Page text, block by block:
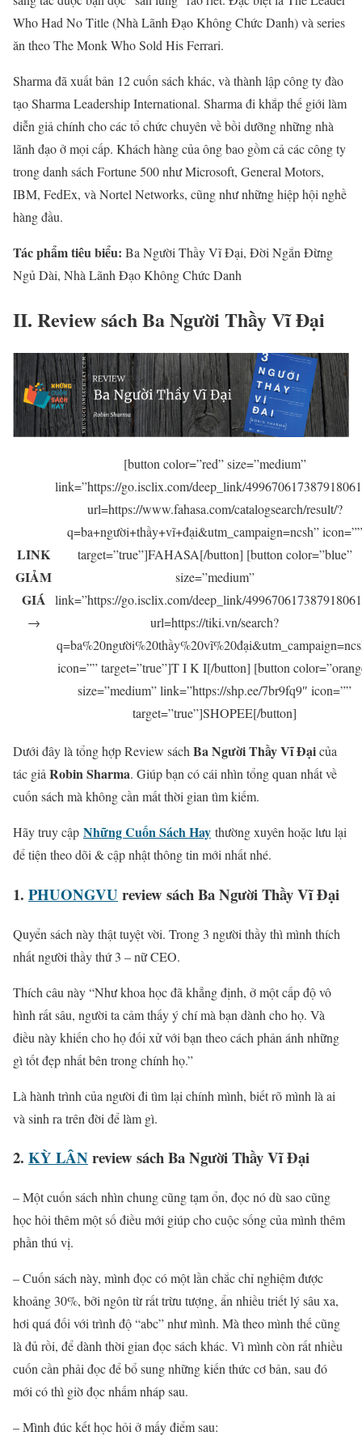
Who Had No Title (Nhà Lãnh Đạo Không Chức Danh) và series
ăn theo The Monk Who Sold His Ferrari.
Sharma đã xuất bản 12 cuốn sách khác, và thành lập công ty đào
tạo Sharma Leadership International. Sharma đi khắp thế giới làm
diễn giả chính cho các tổ chức chuyên về bồi dưỡng những nhà
lãnh đạo ở mọi cấp. Khách hàng của ông bao gồm cả các công ty
trong danh sách Fortune 500 như Microsoft, General Motors,
IBM, FedEx, và Nortel Networks, cũng như những hiệp hội nghề
hàng đầu.
Tác phẩm tiêu biểu: Ba Người Thầy Vĩ Đại, Đời Ngắn Đừng
Ngủ Dài, Nhà Lãnh Đạo Không Chức Danh
II. Review sách Ba Người Thầy Vĩ Đại
LINK
GIẢM
GIÁ
→
[button color=”red” size=”medium”
link=”https://go.isclix.com/deep_link/
url=https://www.fahasa.com/catalogsearch/result/?
q=ba+người+thầy+vĩ+đại&utm_campaign=ncsh” icon=””
target=”true”]FAHASA[/button] [button color=”blue”
size=”medium”
link=”https://go.isclix.com/deep_link/
url=https://tiki.vn/search?
icon=”” target=”true”]T I K I[/button] [button
size=”medium” link=”https://shp.ee/7br9fq9″ icon=””
target=”true”]SHOPEE[/button]
Dưới đây là tổng hợp Review sách Ba Người Thầy Vĩ Đạicủa
tác giả Robin Sharma. Giúp bạn có cái nhìn tổng quan nhất về
cuốn sách mà không cần mất thời gian tìm kiếm.
Hãy truy cập Những Cuốn Sách Hay thường xuyên hoặc lưu lại
để tiện theo dõi & cập nhật thông tin mới nhất nhé.
1. PHUONGVU review sách Ba Người Thầy Vĩ Đại
Quyển sách này thật tuyệt vời. Trong 3 người thầy thì mình thích
nhất người thầy thứ 3 – nữ CEO.
Thích câu này “Như khoa học đã khẳng định, ở một cấp độ vô
hình rất sâu, người ta cảm thấy ý chí mà bạn dành cho họ. Và
điều này khiến cho họ đối xử với bạn theo cách phản ánh những
gì tốt đẹp nhất bên trong chính họ.”
Là hành trình của người đi tìm lại chính mình, biết rõ mình là ai
và sinh ra trên đời để làm gì.
2. KỲ LÂN review sách Ba Người Thầy Vĩ Đại
– Một cuốn sách nhìn chung cũng tạm ổn, đọc nó dù sao cũng
học hỏi thêm một số điều mới giúp cho cuộc sống của mình thêm
phần thú vị.
– Cuốn sách này, mình đọc có một lần chắc chỉ nghiệm được
khoảng 30%, bởi ngôn từ rất trừu tượng, ẩn nhiều triết lý sâu xa,
hơi quá đối với trình độ “abc” như mình. Mà theo mình thế cũng
là đủ rồi, để dành thời gian đọc sách khác. Vì mình còn rất nhiều
cuốn cần phải đọc để bổ sung những kiến thức cơ bản, sau đó
mới có thì giờ đọc nhấm nháp sau.
– Mình đúc kết học hỏi ở mấy điểm sau: